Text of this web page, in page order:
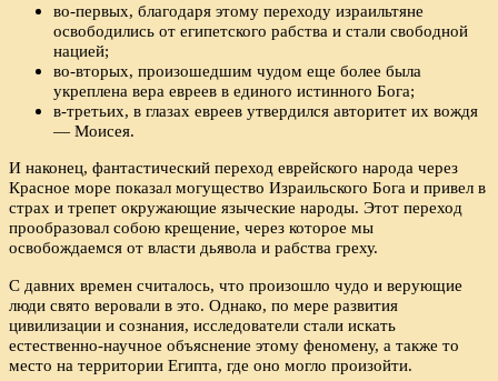
во-первых, благодаря этому переходу израильтяне
освободились от египетского рабства и стали свободной
нацией;
во-вторых, произошедшим чудом еще более была
укреплена вера евреев в единого истинного Бога;
в-третьих, в глазах евреев утвердился авторитет их вождя
— Моисея.
И наконец, фантастический переход еврейского народа через
Красное море показал могущество Израильского Бога и привел в
страх и трепет окружающие языческие народы. Этот переход
прообразовал собою крещение, через которое мы
освобождаемся от власти дьявола и рабства греху.
С давних времен считалось, что произошло чудо и верующие
люди свято веровали в это. Однако, по мере развития
цивилизации и сознания, исследователи стали искать
естественно-научное объяснение этому феномену, а также то
место на территории Египта, где оно могло произойти.